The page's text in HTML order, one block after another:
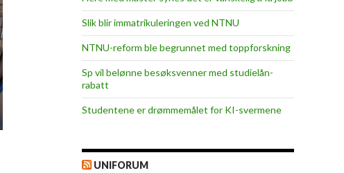
Slik blir immatrikuleringen ved NTNU
NTNU-reform ble begrunnet med toppforskning
Sp vil belønne besøksvenner med studielån-
rabatt
Studentene er drømmemålet for KI-svermene
UNIFORUM